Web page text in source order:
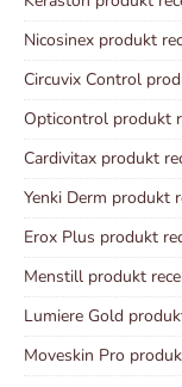
Nicosinex produkt
Circuvix Control
Opticontrol produkt
Cardivitax produkt
Yenki Derm produkt
Erox Plus produkt
Menstill produkt
Lumiere Gold
Moveskin Pro